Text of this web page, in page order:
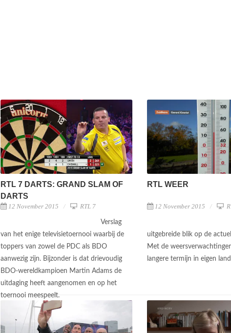
RTL 7 DARTS: GRAND SLAM OF
DARTS
12 November 2015 RTL 7
Verslag
van het enige televisietoernooi waarbij de
toppers van zowel de PDC als BDO
aanwezig zijn. Bijzonder is dat drievoudig
BDO-wereldkampioen Martin Adams de
uitdaging heeft aangenomen en op het
toernooi meespeelt.
RTL WEER
12 November 2015
uitgebreide blik op de
Met de
langere termijn in eigen